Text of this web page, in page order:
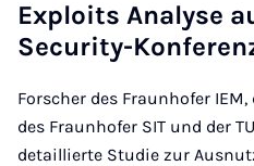
Ex­ploits Ana­lyse
Se­cur­ity-
Forscher des Fraunhofer
des Fraunhofer SIT und der
detaillierte Studie zur